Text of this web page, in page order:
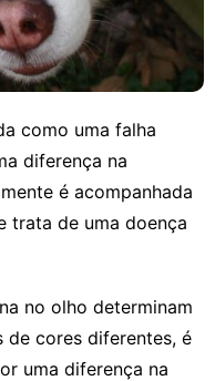
como uma falha
diferença na
é acompanhada
trata de uma doença
no olho determinam
de cores diferentes, é
uma diferença na